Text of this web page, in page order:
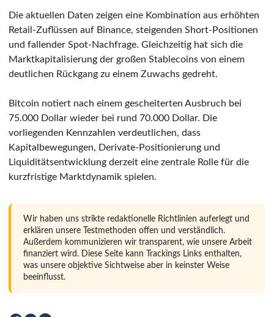
Die aktuellen Daten zeigen eine Kombination aus erhöhten
Retail-Zuflüssen auf Binance, steigenden Short-Positionen
und fallender Spot-Nachfrage. Gleichzeitig hat sich die
Marktkapitalisierung der großen Stablecoins von einem
deutlichen Rückgang zu einem Zuwachs gedreht.
Bitcoin notiert nach einem gescheiterten Ausbruch bei
75.000 Dollar wieder bei rund 70.000 Dollar. Die
vorliegenden Kennzahlen verdeutlichen, dass
Kapitalbewegungen, Derivate-Positionierung und
Liquiditätsentwicklung derzeit eine zentrale Rolle für die
kurzfristige Marktdynamik spielen.
Wir haben uns strikte redaktionelle Richtlinien auferlegt und
erklären unsere Testmethoden offen und verständlich.
Außerdem kommunizieren wir transparent, wie unsere Arbeit
finanziert wird. Diese Seite kann Trackings Links enthalten,
was unsere objektive Sichtweise aber in keinster Weise
beeinflusst.